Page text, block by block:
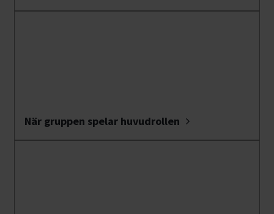
När gruppen spelar huvudrollen